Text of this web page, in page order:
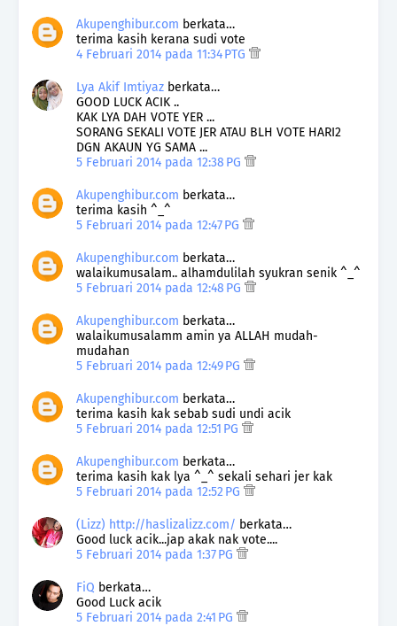
Akupenghibur.com berkata…
terima kasih kerana sudi vote
4 Februari 2014 pada 11:34 PTG
Lya Akif Imtiyaz berkata…
GOOD LUCK ACIK ..
KAK LYA DAH VOTE YER ...
SORANG SEKALI VOTE JER ATAU BLH VOTE HARI2
DGN AKAUN YG SAMA ...
5 Februari 2014 pada 12:38 PG
Akupenghibur.com berkata…
terima kasih ^_^
5 Februari 2014 pada 12:47 PG
Akupenghibur.com berkata…
walaikumusalam.. alhamdulilah syukran senik ^_^
5 Februari 2014 pada 12:48 PG
Akupenghibur.com berkata…
walaikumusalamm amin ya ALLAH mudah-
mudahan
5 Februari 2014 pada 12:49 PG
Akupenghibur.com berkata…
terima kasih kak sebab sudi undi acik
5 Februari 2014 pada 12:51 PG
Akupenghibur.com berkata…
terima kasih kak lya ^_^ sekali sehari jer kak
5 Februari 2014 pada 12:52 PG
(Lizz) http://haslizalizz.com/ berkata…
Good luck acik...jap akak nak vote....
5 Februari 2014 pada 1:37 PG
FiQ berkata…
Good Luck acik
5 Februari 2014 pada 2:41 PG